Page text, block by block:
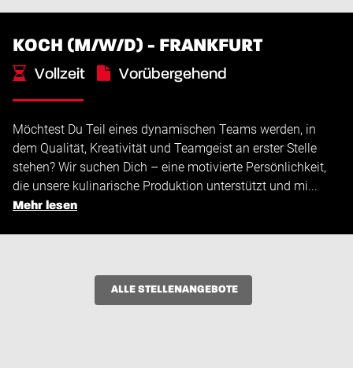
KOCH (M/W/D) - FRANKFURT
Vollzeit
Vorübergehend
Frankfurt am Main
Möchtest Du Teil eines dynamischen Teams werden, in
dem Qualität, Kreativität und Teamgeist an erster Stelle
stehen? Wir suchen Dich – eine motivierte Persönlichkeit,
die unsere kulinarische Produktion unterstützt und mi...
Mehr lesen
ALLE STELLENANGEBOTE